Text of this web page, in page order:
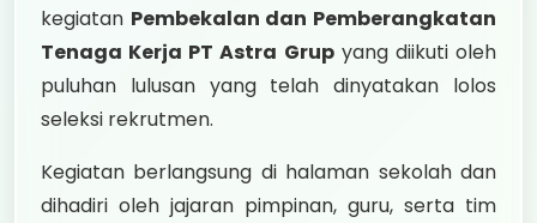
kegiatan Pembekalan dan Pemberangkatan
Tenaga Kerja PT Astra Grupyang diikuti oleh
puluhan lulusan yang telah dinyatakan lolos
seleksi rekrutmen.
Kegiatan berlangsung di halaman sekolah dan
dihadiri oleh jajaran pimpinan, guru, serta tim